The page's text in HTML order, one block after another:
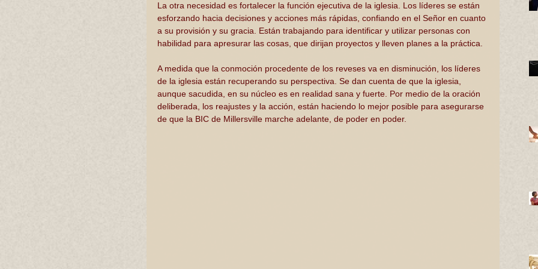
La otra necesidad es fortalecer la función ejecutiva de la iglesia. Los líderes se están
esforzando hacia decisiones y acciones más rápidas, confiando en el Señor en cuanto
a su provisión y su gracia. Están trabajando para identificar y utilizar personas con
habilidad para apresurar las cosas, que dirijan proyectos y lleven planes a la práctica.
A medida que la conmoción procedente de los reveses va en disminución, los líderes
de la iglesia están recuperando su perspectiva. Se dan cuenta de que la iglesia,
aunque sacudida, en su núcleo es en realidad sana y fuerte. Por medio de la oración
deliberada, los reajustes y la acción, están haciendo lo mejor posible para asegurarse
de que la BIC de Millersville marche adelante, de poder en poder.